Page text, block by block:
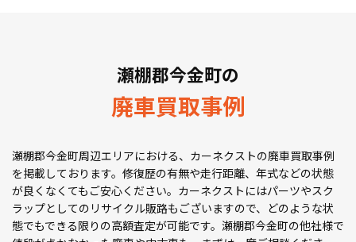
瀬棚郡今金町の
廃車買取事例
瀬棚郡今金町周辺エリアにおける、カーネクストの廃車買取事例
を掲載しております。修復歴の有無や走行距離、年式などの状態
が良くなくてもご安心ください。カーネクストにはパーツやスク
ラップとしてのリサイクル販路もございますので、どのような状
態でもできる限りの高額査定が可能です。瀬棚郡今金町の他社様で